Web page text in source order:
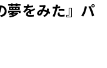
夢をみた』パ